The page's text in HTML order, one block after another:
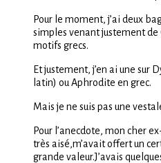
Pour le moment, j’ai deux
simples venant justement
motifs grecs.
Et justement, j’en ai une sur
latin) ou Aphrodite en grec.
Mais je ne suis pas une
Pour l’anecdote, mon cher
très aisé,m’avait offert un
grande valeur.J’avais